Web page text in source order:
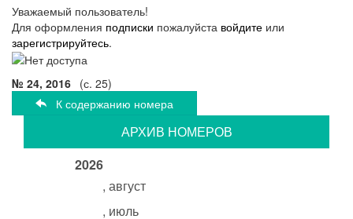
Уважаемый пользователь!
Для оформления подписки пожалуйста войдите или
зарегистрируйтесь.
№ 24, 2016 (с. 25)
К содержанию номера
АРХИВ НОМЕРОВ
2026
, август
, июль